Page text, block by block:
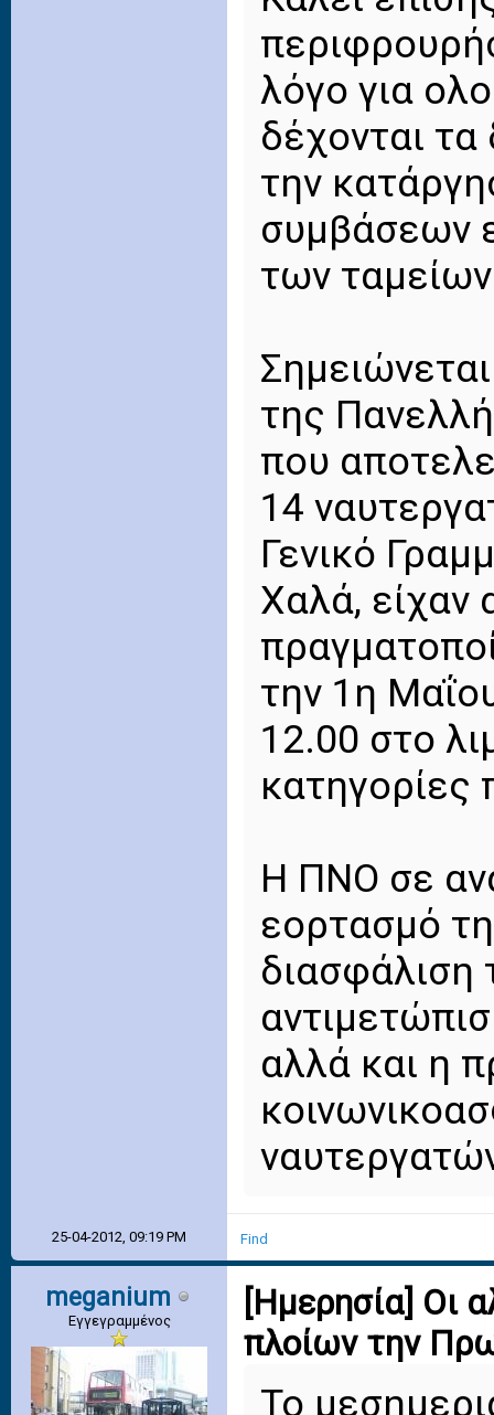
λόγο για
δέχονται
την
συμβάσεων
των
της
που
14
Γενικό
Χαλά, είχαν
την 1η
12.00 στο
κατηγορίες
Η ΠΝΟ σε
εορτασμό
διασφάλιση
αλλά και η
25-04-2012, 09:19 PM Find
meganium
Εγγεγραμμένος
[Ημερησία] Οι
πλοίων την
Το